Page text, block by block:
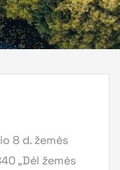
8 d. žemės
„Dėl žemės